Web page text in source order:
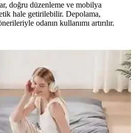
doğru düzenleme ve mobilya
hale getirilebilir. Depolama,
odanın kullanımı artırılır.